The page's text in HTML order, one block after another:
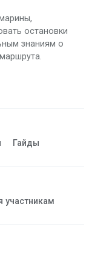
остановки
знаниям о
Гайды
участникам